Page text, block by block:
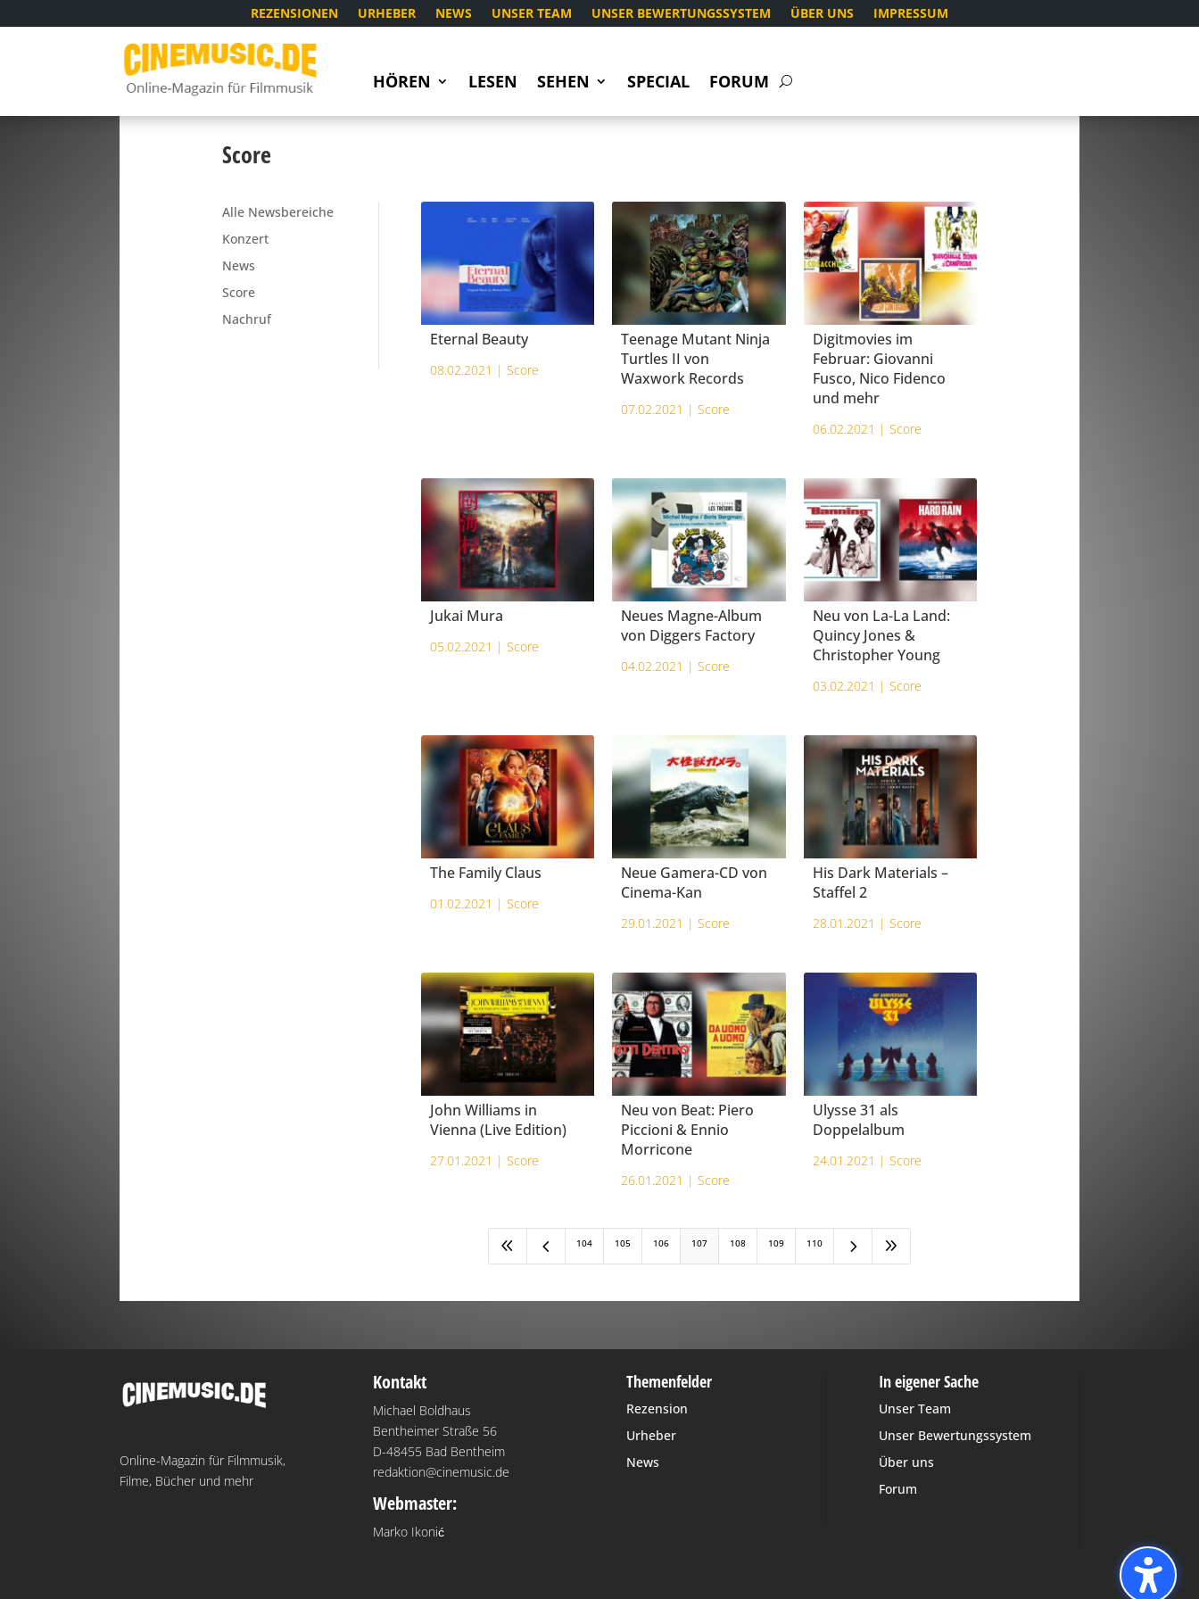
REZENSIONEN URHEBER NEWS UNSER TEAM UNSER BEWERTUNGSSYSTEM ÜBER UNS IMPRESSUM
HÖREN LESEN SEHEN SPECIAL FORUM
Score
Alle Newsbereiche
Konzert
News
Score
Nachruf
Eternal Beauty
08.02.2021 | Score
Teenage Mutant Ninja
Turtles II von
Waxwork Records
07.02.2021 |Score
Digitmovies im
Februar: Giovanni
Fusco, Nico Fidenco
und mehr
06.02.2021 | Score
Jukai Mura
05.02.2021 | Score
Neues Magne-Album
von Diggers Factory
04.02.2021 |Score
Neu von La-La Land:
Quincy Jones &
Christopher Young
03.02.2021 | Score
The Family Claus
01.02.2021 | Score
Neue Gamera-CD von
Cinema-Kan
29.01.2021 |Score
His Dark Materials –
Staffel 2
28.01.2021 | Score
John Williams in
Vienna (Live Edition)
27.01.2021 | Score
Neu von Beat: Piero
Piccioni & Ennio
Morricone
26.01.2021 |Score
Ulysse 31 als
Doppelalbum
24.01.2021 | Score
8 4 104 105 106 107 108 109 110 5 9
Online-Magazin für Filmmusik,
Filme, Bücher und mehr
Kontakt
Michael Boldhaus
Bentheimer Straße 56
D-48455 Bad Bentheim
redaktion@cinemusic.de
Webmaster:
Marko Ikonić
Themenfelder
Rezension
Urheber
News
In eigener Sache
Unser Team
Unser Bewertungssystem
Über uns
Forum